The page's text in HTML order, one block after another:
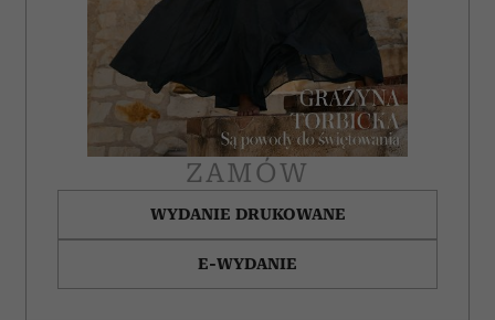
ZAMÓW
WYDANIE DRUKOWANE
E-WYDANIE